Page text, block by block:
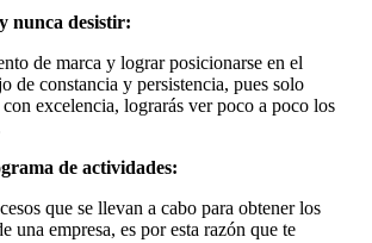
nunca desistir:
de marca y lograr posicionarse en el
de constancia y persistencia, pues solo
excelencia, lograrás ver poco a poco los
de actividades:
que se llevan a cabo para obtener los
una empresa, es por esta razón que te